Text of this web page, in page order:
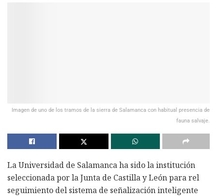
Imagen de uno de los tramos de la sierra de Salamanca con habitual presencia de
fauna salvaje.
La Universidad de Salamanca ha sido la institución
seleccionada por la Junta de Castilla y León para rel
seguimiento del sistema de señalización inteligente